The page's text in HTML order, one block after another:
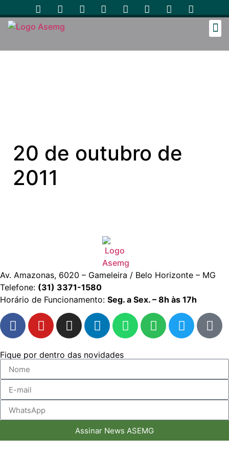
20 de outubro de
2011
Av. Amazonas, 6020 – Gameleira / Belo Horizonte – MG
Telefone: (31) 3371-1580
Horário de Funcionamento: Seg. a Sex. – 8h às 17h
Fique por dentro das novidades
Assinar News ASEMG